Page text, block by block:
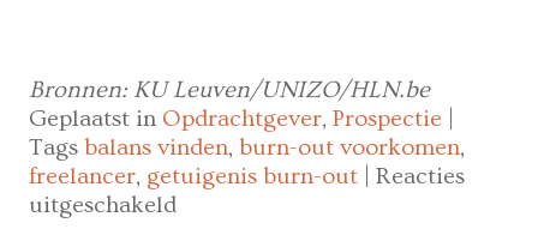
Bronnen: KU Leuven/UNIZO/HLN.be
Geplaatst in Opdrachtgever,Prospectie
Tags balans vinden,burn-out voorkomen,
freelancer, getuigenis burn-out
Reacties
uitgeschakeld